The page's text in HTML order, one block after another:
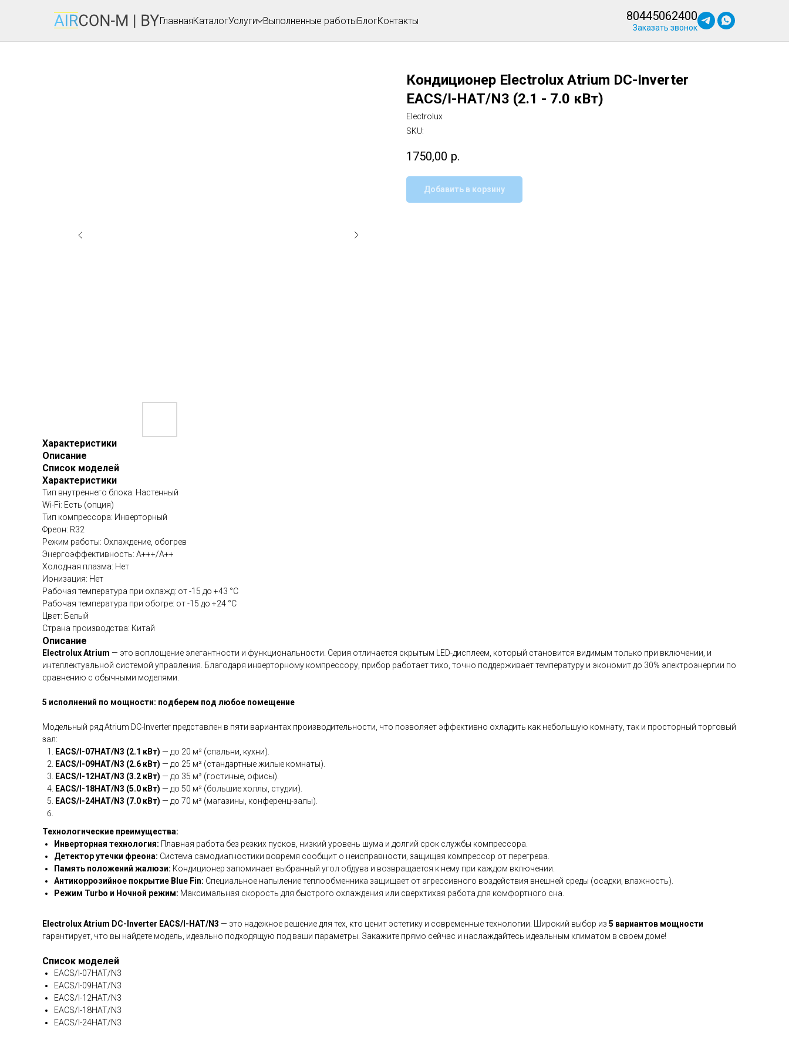
ГлавнаяКаталогУслуги Выполненные работыБлогКонтакты 80445062400
Заказать звонок
Кондиционер Electrolux Atrium DC-Inverter
EACS/I-HAT/N3 (2.1 - 7.0 кВт)
Electrolux
SKU:
1750,00 р.
Добавить в корзину
Характеристики
Описание
Список моделей
Характеристики
Тип внутреннего блока: Настенный
Wi-Fi: Есть (опция)
Тип компрессора: Инверторный
Фреон: R32
Режим работы: Охлаждение, обогрев
Энергоэффективность: A+++/A++
Холодная плазма: Нет
Ионизация: Нет
Рабочая температура при охлажд: от -15 до +43 °C
Рабочая температура при обогре: от -15 до +24 °C
Цвет: Белый
Страна производства: Китай
Описание
Electrolux Atrium — это воплощение элегантности и функциональности. Серия отличается скрытым LED-дисплеем, который становится видимым только при включении, и
интеллектуальной системой управления. Благодаря инверторному компрессору, прибор работает тихо, точно поддерживает температуру и экономит до 30% электроэнергии по
сравнению с обычными моделями.
5 исполнений по мощности: подберем под любое помещение
Модельный ряд Atrium DC-Inverter представлен в пяти вариантах производительности, что позволяет эффективно охладить как небольшую комнату, так и просторный торговый
зал:
EACS/I-07HAT/N3 (2.1 кВт) — до 20 м² (спальни, кухни).
EACS/I-09HAT/N3 (2.6 кВт) — до 25 м² (стандартные жилые комнаты).
EACS/I-12HAT/N3 (3.2 кВт) — до 35 м² (гостиные, офисы).
EACS/I-18HAT/N3 (5.0 кВт) — до 50 м² (большие холлы, студии).
EACS/I-24HAT/N3 (7.0 кВт) — до 70 м² (магазины, конференц-залы).
Технологические преимущества:
Инверторная технология: Плавная работа без резких пусков, низкий уровень шума и долгий срок службы компрессора.
Детектор утечки фреона: Система самодиагностики вовремя сообщит о неисправности, защищая компрессор от перегрева.
Память положений жалюзи: Кондиционер запоминает выбранный угол обдува и возвращается к нему при каждом включении.
Антикоррозийное покрытие Blue Fin: Специальное напыление теплообменника защищает от агрессивного воздействия внешней среды (осадки, влажность).
Режим Turbo и Ночной режим: Максимальная скорость для быстрого охлаждения или сверхтихая работа для комфортного сна.
Electrolux Atrium DC-Inverter EACS/I-HAT/N3 — это надежное решение для тех, кто ценит эстетику и современные технологии. Широкий выбор из 5 вариантов мощности
гарантирует, что вы найдете модель, идеально подходящую под ваши параметры. Закажите прямо сейчас и наслаждайтесь идеальным климатом в своем доме!
Список моделей
EACS/I-07HAT/N3
EACS/I-09HAT/N3
EACS/I-12HAT/N3
EACS/I-18HAT/N3
EACS/I-24HAT/N3